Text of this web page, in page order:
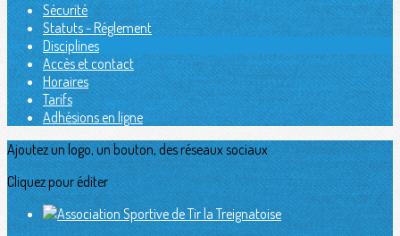
Sécurité
Statuts - Réglement
Disciplines
Accès et contact
Horaires
Tarifs
Adhésions en ligne
Ajoutez un logo, un bouton, des réseaux sociaux
Cliquez pour éditer